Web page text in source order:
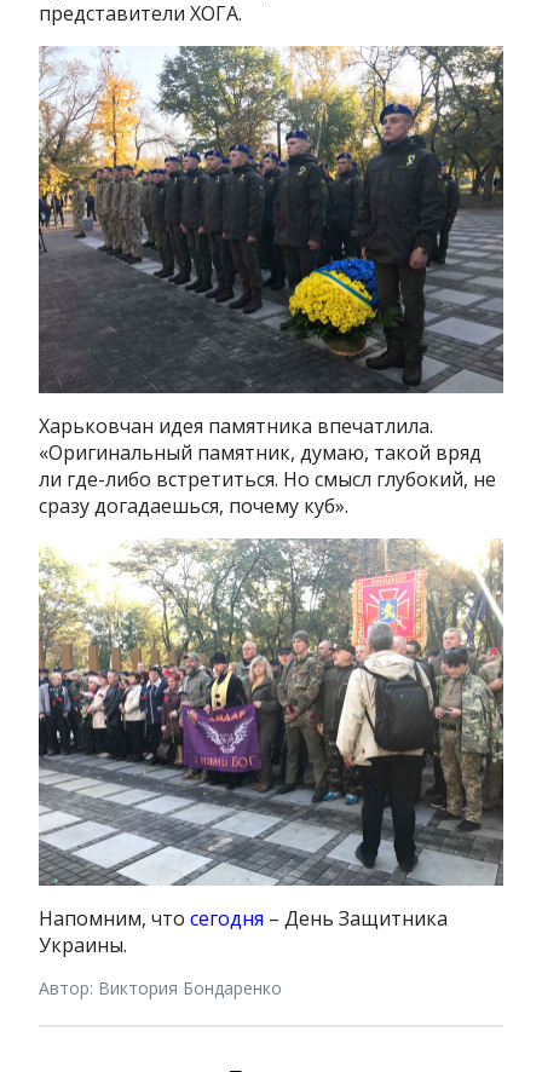
представители ХОГА.
Харьковчан идея памятника впечатлила.
«Оригинальный памятник, думаю, такой вряд
ли где-либо встретиться. Но смысл глубокий, не
сразу догадаешься, почему куб».
Напомним, чтосегодня – День Защитника
Украины.
Автор: Виктория Бондаренко